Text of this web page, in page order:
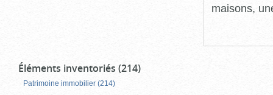
maisons,
Éléments inventoriés (214)
Patrimoine immobilier (214)